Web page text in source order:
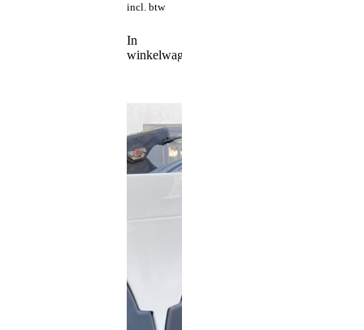
incl. btw
In
winkelwagen